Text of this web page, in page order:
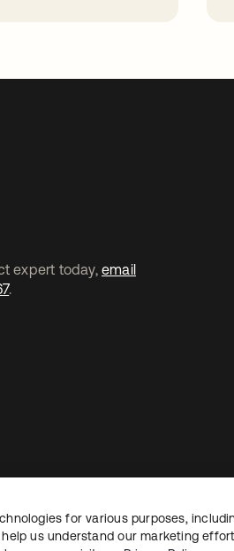
expert today, email
.
JurídicoPolítica
Suas escolhas
os direitosfor various purposes,
us understand our marketing